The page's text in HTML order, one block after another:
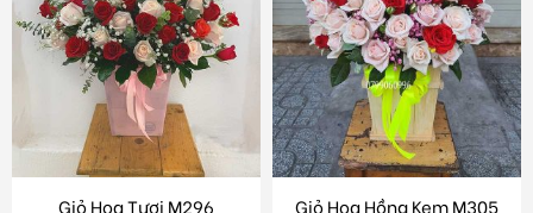
Giỏ Hoa Tươi M296 Giỏ Hoa Hồng Kem M305